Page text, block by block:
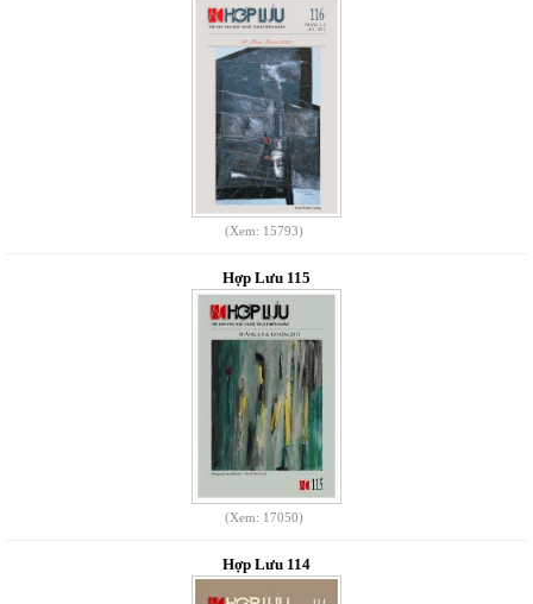
(Xem: 15793)
Hợp Lưu 115
(Xem: 17050)
Hợp Lưu 114